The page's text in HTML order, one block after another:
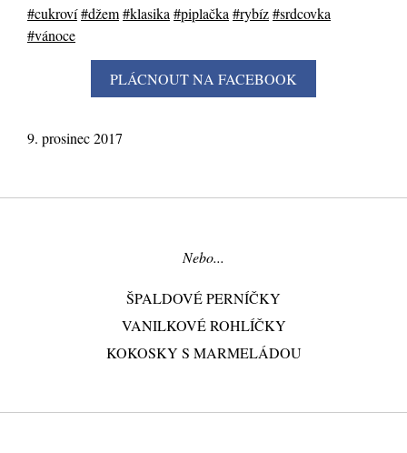
#cukroví#džem#klasika #piplačka #rybíz#srdcovka
#vánoce
9. prosinec 2017
Nebo...
ŠPALDOVÉ PERNÍČKY
VANILKOVÉ ROHLÍČKY
KOKOSKY S MARMELÁDOU